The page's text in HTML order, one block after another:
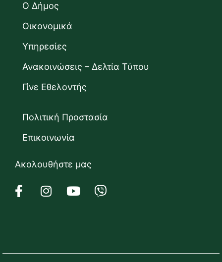
Ο Δήμος
Οικονομικά
Υπηρεσίες
Ανακοινώσεις – Δελτία Τύπου
Γίνε Εθελοντής
Πολιτική Προστασία
Επικοινωνία
Ακολουθήστε μας